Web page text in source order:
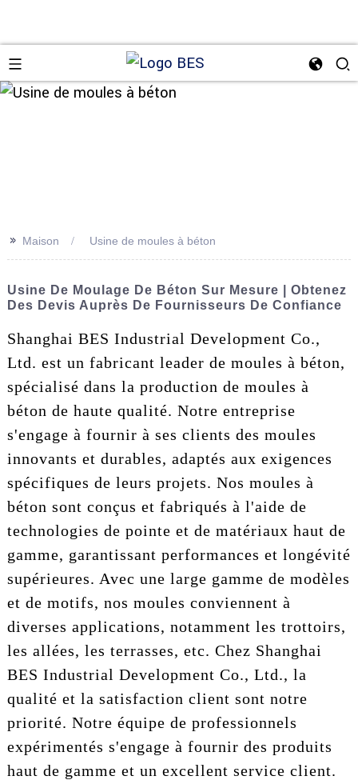
>> Maison Usine de moules à béton
Usine De Moulage De Béton Sur Mesure | Obtenez
Des Devis Auprès De Fournisseurs De Confiance
Shanghai BES Industrial Development Co.,
Ltd. est un fabricant leader de moules à béton,
spécialisé dans la production de moules à
béton de haute qualité. Notre entreprise
s'engage à fournir à ses clients des moules
innovants et durables, adaptés aux exigences
spécifiques de leurs projets. Nos moules à
béton sont conçus et fabriqués à l'aide de
technologies de pointe et de matériaux haut de
gamme, garantissant performances et longévité
supérieures. Avec une large gamme de modèles
et de motifs, nos moules conviennent à
diverses applications, notamment les trottoirs,
les allées, les terrasses, etc. Chez Shanghai
BES Industrial Development Co., Ltd., la
qualité et la satisfaction client sont notre
priorité. Notre équipe de professionnels
expérimentés s'engage à fournir des produits
haut de gamme et un excellent service client.